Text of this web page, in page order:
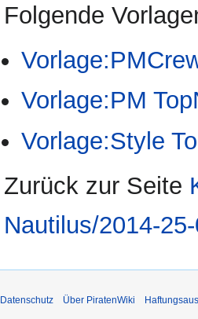
Folgende
Vorlage:PM
Vorlage:Style
Zurück zur Seite
Nautilus/2014-
Datenschutz Über PiratenWiki